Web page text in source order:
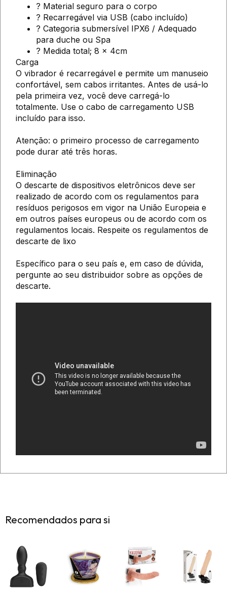
? Material seguro para o corpo
? Recarregável via USB (cabo incluído)
? Categoria submersível IPX6 / Adequado
para duche ou Spa
? Medida total; 8 x 4cm
Carga
O vibrador é recarregável e permite um manuseio
confortável, sem cabos irritantes. Antes de usá-lo
pela primeira vez, você deve carregá-lo
totalmente. Use o cabo de carregamento USB
incluído para isso.
Atenção: o primeiro processo de carregamento
pode durar até três horas.
Eliminação
O descarte de dispositivos eletrônicos deve ser
realizado de acordo com os regulamentos para
resíduos perigosos em vigor na União Europeia e
em outros países europeus ou de acordo com os
regulamentos locais. Respeite os regulamentos de
descarte de lixo
Específico para o seu país e, em caso de dúvida,
pergunte ao seu distribuidor sobre as opções de
descarte.
Recomendados para si